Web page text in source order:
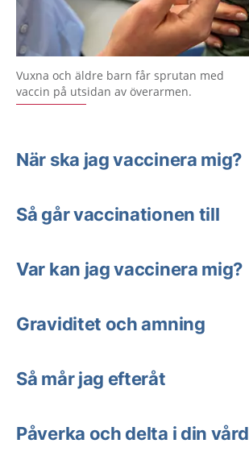
Vuxna och äldre barn får sprutan med
vaccin på utsidan av överarmen.
När ska jag vaccinera mig?
Så går vaccinationen till
Var kan jag vaccinera mig?
Graviditet och amning
Så mår jag efteråt
Påverka och delta i din vård